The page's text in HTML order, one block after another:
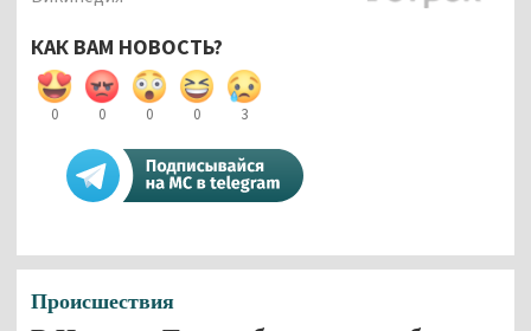
КАК ВАМ НОВОСТЬ?
0 0 0 0 3
Происшествия